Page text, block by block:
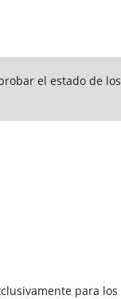
el estado de los
para los